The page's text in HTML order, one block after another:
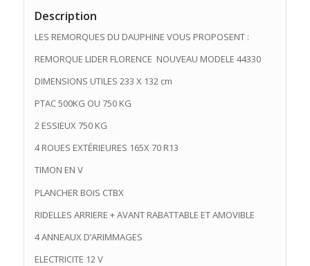
Description
LES REMORQUES DU DAUPHINE VOUS PROPOSENT :
REMORQUE LIDER FLORENCE NOUVEAU MODELE 44330
DIMENSIONS UTILES 233 X 132 cm
PTAC 500KG OU 750 KG
2 ESSIEUX 750 KG
4 ROUES EXTÉRIEURES 165X 70 R13
TIMON EN V
PLANCHER BOIS CTBX
RIDELLES ARRIERE + AVANT RABATTABLE ET AMOVIBLE
4 ANNEAUX D’ARIMMAGES
ELECTRICITE 12 V